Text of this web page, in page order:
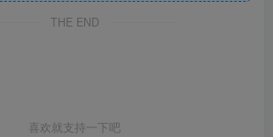
THE END
喜欢就支持一下吧